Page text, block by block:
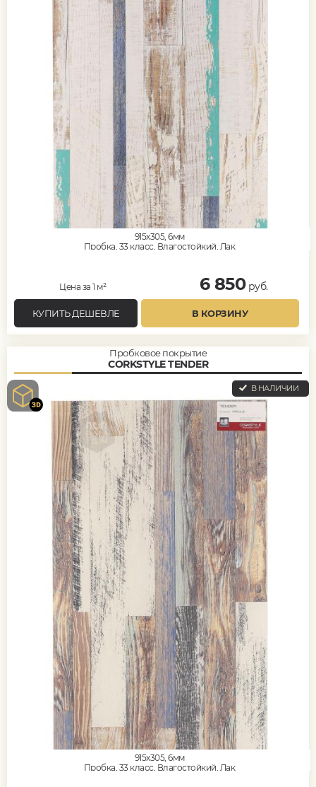
915x305, 6мм
Пробка, 33 класс, Влагостойкий, Лак
Цена за 1 м² 6 850руб.
КУПИТЬ ДЕШЕВЛЕ В КОРЗИНУ
Пробковое покрытие
CORKSTYLE TENDER
В НАЛИЧИИ
915x305, 6мм
Пробка, 33 класс, Влагостойкий, Лак